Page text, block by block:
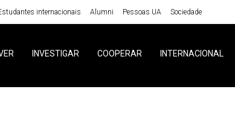
internacionais Alumni Pessoas UA Sociedade
INVESTIGAR COOPERAR INTERNACIONAL